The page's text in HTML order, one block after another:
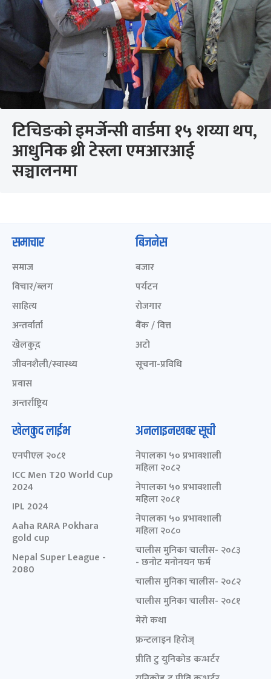
टिचिङको इमर्जेन्सी वार्डमा १५ शय्या थप,
आधुनिक थ्री टेस्ला एमआरआई
सञ्चालनमा
समाचार
समाज
विचार/ब्लग
साहित्य
अन्तर्वार्ता
खेलकुद़़
जीवनशैली/स्वास्थ्य
प्रवास
अन्तर्राष्ट्रिय
बिजनेस
बजार
पर्यटन
रोजगार
बैंक / वित्त
अटो
सूचना-प्रविधि
खेलकुद लाईभ
एनपीएल २०८१
ICC Men T20 World Cup
2024
IPL 2024
Aaha RARA Pokhara
gold cup
Nepal Super League -
2080
अनलाइनखबर सूची
नेपालका ५० प्रभावशाली
महिला २०८२
नेपालका ५० प्रभावशाली
महिला २०८१
नेपालका ५० प्रभावशाली
महिला २०८०
चालीस मुनिका चालीस- २०८३
- छनोट मनोनयन फर्म
चालीस मुनिका चालीस- २०८२
चालीस मुनिका चालीस- २०८१
मेरो कथा
फ्रन्टलाइन हिरोज्
प्रीति टु युनिकोड कन्भर्टर